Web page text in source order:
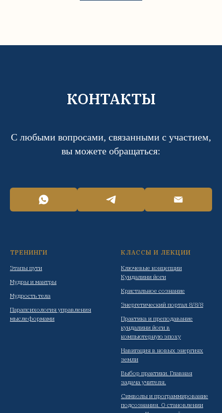
КОНТАКТЫ
С любыми вопросами, связанными с участием,
вы можете обращаться:
ТРЕНИНГИ
Этапы пути
Мудры и мантры
Мудрость тела
Парапсихология управления
мыслеформами
КЛАССЫ И ЛЕКЦИИ
Ключевые концепции
Кундалини йоги
Кристальное сознание
Энергетический портал 8/8/8
Практика и преподавание
кундалини йоги в
компьютерную эпоху
Навигация в новых энергиях
земли
Выбор практики. Главная
задача учителя.
Символы и программирование
подсознания. О становлении